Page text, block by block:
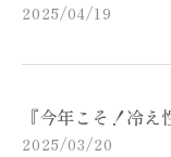
2025/04/19
『今年こそ！冷え
2025/03/20